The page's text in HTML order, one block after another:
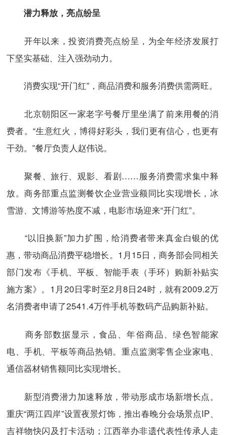
潜力释放，亮点纷呈
开年以来，投资消费亮点纷呈，为全年经济发展打
下坚实基础、注入强劲动力。
消费实现“开门红”，商品消费和服务消费供需两旺。
北京朝阳区一家老字号餐厅里坐满了前来用餐的消
费者。“生意红火，博得好彩头，我们更有信心，也更有
干劲。”餐厅负责人赵伟说。
聚餐、旅行、观影、看剧……服务消费需求集中释
放。商务部重点监测餐饮企业营业额同比实现增长，冰
雪游、文博游等热度不减，电影市场迎来“开门红”。
“以旧换新”加力扩围，给消费者带来真金白银的优
惠，带动商品消费平稳增长。1月15日，商务部会同相关
部门发布《手机、平板、智能手表（手环）购新补贴实
施方案》。1月20日零时至2月8日24时，就有2009.2万
名消费者申请了2541.4万件手机等数码产品购新补贴。
商务部数据显示，食品、年俗商品、绿色智能家
电、手机、平板等商品热销。重点监测零售企业家电、
通信器材销售额同比实现增长。
新型消费潜力加速释放，带动形成市场新增长点。
重庆“两江四岸”设置夜景灯饰，推出春晚分会场景点IP、
吉祥物快闪及打卡活动；江西举办非遗代表性传承人走